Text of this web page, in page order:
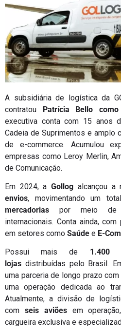
A subsidiária de logística da
contratou Patrícia Bello
executiva conta com 15 anos
Cadeia de Suprimentos e amplo
de e-commerce. Acumulou
empresas como Leroy Merlin,
de Comunicação.
Em 2024, aGollog alcançou a
envios, movimentando um
mercadorias por meio de
internacionais. Conta ainda,
em setores como Saúde e E-
Possui mais de 1.400
lojas distribuídas pelo Brasil.
uma parceria de longo prazo com
uma operação dedicada ao
Atualmente, a divisão de
com seis aviõesem
cargueira exclusiva e